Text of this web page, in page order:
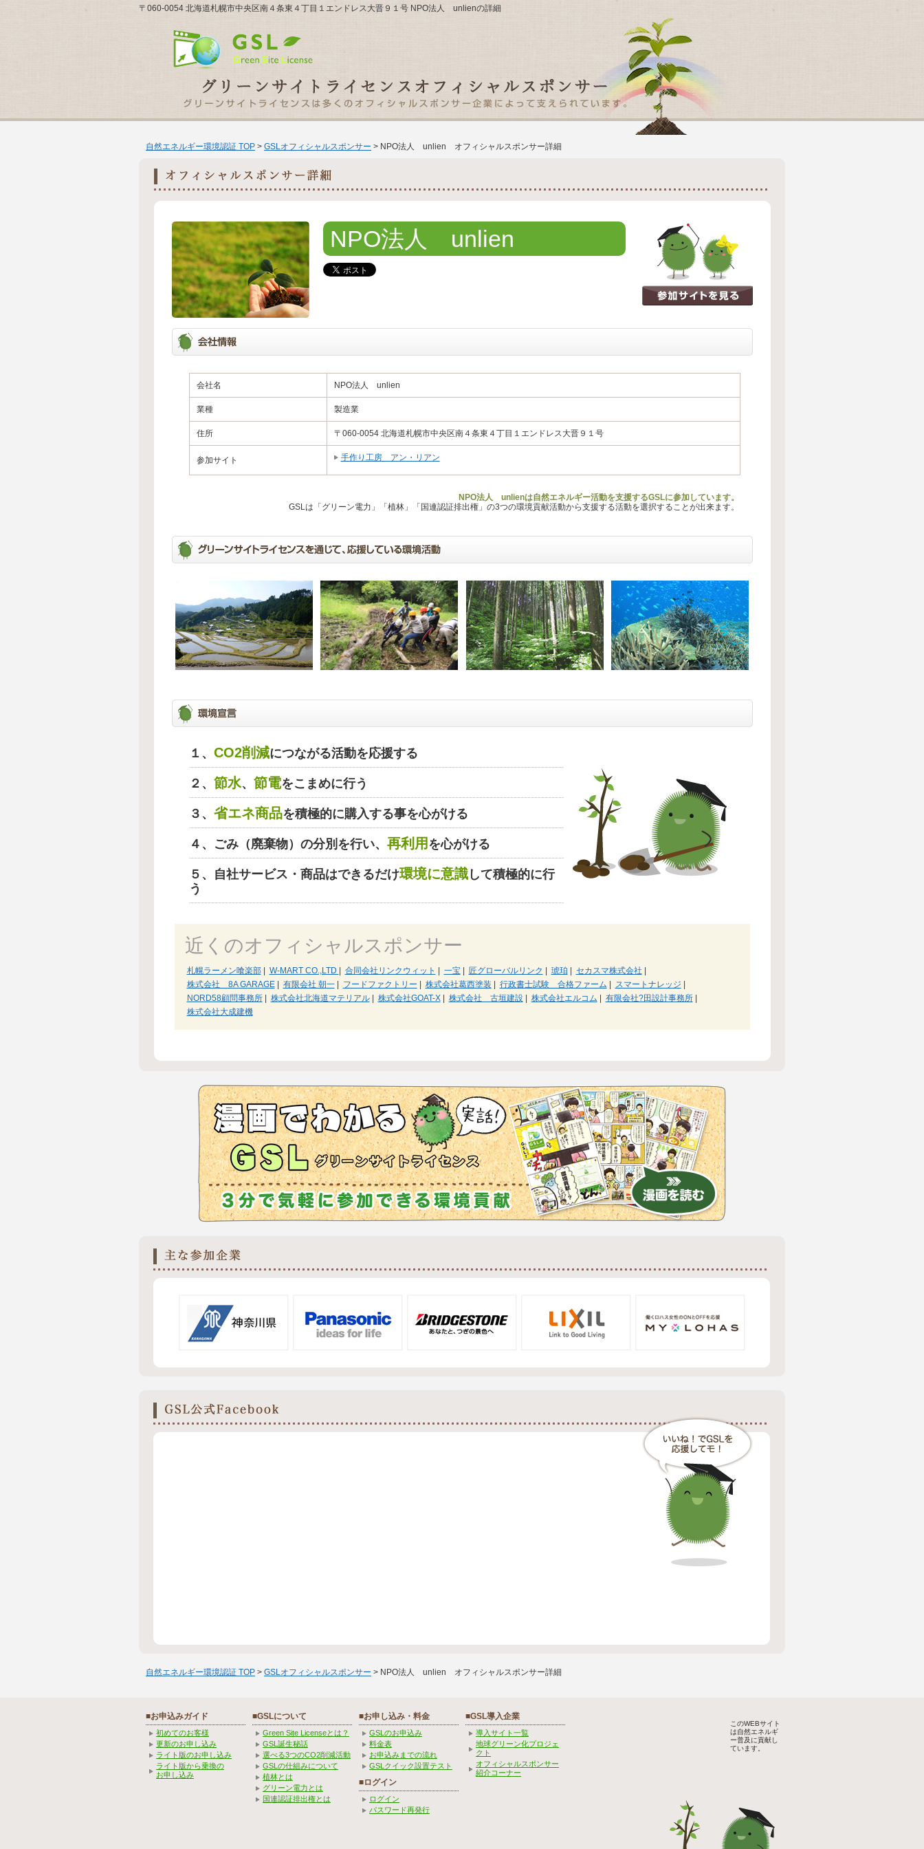
〒060-0054 北海道札幌市中央区南４条東４丁目１エンドレス大晋９１号 NPO法人 unlienの詳細
自然エネルギー環境認証 TOP > GSLオフィシャルスポンサー > NPO法人 unlien オフィシャルスポンサー詳細
NPO法人 unlien
会社名 NPO法人 unlien
業種 製造業
住所 〒060-0054 北海道札幌市中央区南４条東４丁目１エンドレス大晋９１号
参加サイト 手作り工房 アン・リアン
NPO法人 unlienは自然エネルギー活動を支援するGSLに参加しています。
GSLは「グリーン電力」「植林」「国連認証排出権」の3つの環境貢献活動から支援する活動を選択することが出来ます。
１、 CO2削減につながる活動を応援する
２、 節水、 節電をこまめに行う
３、 省エネ商品を積極的に購入する事を心がける
４、ごみ（廃棄物）の分別を行い、 再利用 を心がける
５、自社サービス・商品はできるだけ環境に意識して積極的に行
う
近くのオフィシャルスポンサー
札幌ラーメン喰楽部| W-MART CO.,LTD 合同会社リンクウィット 一宝 匠グローバルリンク 琥珀 セカスマ株式会社
株式会社 8A GARAGE| 有限会社 朝一| フードファクトリー 株式会社葛西塗装 行政書士試験 合格ファーム スマートナレッジ
NORD58顧問事務所| 株式会社北海道マテリアル| 株式会社GOAT-X| 株式会社 古垣建設| 株式会社エルコム 有限会社?田設計事務所|
株式会社大成建機
自然エネルギー環境認証 TOP > GSLオフィシャルスポンサー > NPO法人 unlien オフィシャルスポンサー詳細
■お申込みガイド
初めてのお客様
更新のお申し込み
ライト版のお申し込み
ライト版から乗換の
お申し込み
■GSLについて
Green Site Licenseとは？
GSL誕生秘話
選べる3つのCO2削減活動
GSLの仕組みについて
植林とは
グリーン電力とは
国連認証排出権とは
■お申し込み・料金
GSLのお申込み
料金表
お申込みまでの流れ
GSLクイック設置テスト
■ログイン
ログイン
パスワード再発行
■GSL導入企業
導入サイト一覧
地球グリーン化プロジェ
クト
オフィシャルスポンサー
紹介コーナー
このWEBサイト
は自然エネルギ
ー普及に貢献し
ています。